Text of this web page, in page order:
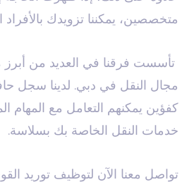
متخصصين، يمكننا تزويدك بالأفراد
تأسست فرقنا في العديد من أبرز
مجال النقل في دبي. لدينا سجل
كفؤين يمكنهم التعامل مع المهام
خدمات النقل الخاصة بك بسلاسة.
تواصل معنا الآن لتوظيف توريد